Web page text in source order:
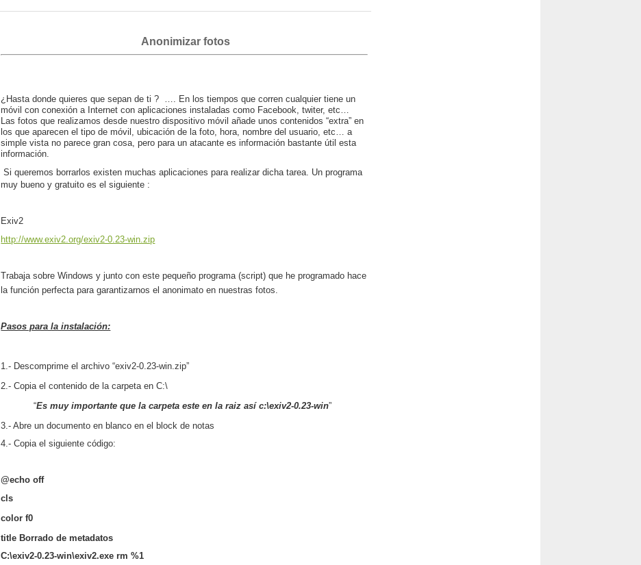
Anonimizar fotos
¿Hasta donde quieres que sepan de ti ? …. En los tiempos que corren cualquier tiene un
móvil con conexión a Internet con aplicaciones instaladas como Facebook, twiter, etc…
Las fotos que realizamos desde nuestro dispositivo móvil añade unos contenidos “extra” en
los que aparecen el tipo de móvil, ubicación de la foto, hora, nombre del usuario, etc… a
simple vista no parece gran cosa, pero para un atacante es información bastante útil esta
información.
Si queremos borrarlos existen muchas aplicaciones para realizar dicha tarea. Un programa
muy bueno y gratuito es el siguiente :
Exiv2
http://www.exiv2.org/exiv2-0.23-win.zip
Trabaja sobre Windows y junto con este pequeño programa (script) que he programado hace
la función perfecta para garantizarnos el anonimato en nuestras fotos.
Pasos para la instalación:
1.- Descomprime el archivo “exiv2-0.23-win.zip”
2.- Copia el contenido de la carpeta en C:\
“Es muy importante que la carpeta este en la raiz asíc:\exiv2-0.23-win”
3.- Abre un documento en blanco en el block de notas
4.- Copia el siguiente código:
@echo off
cls
color f0
title Borrado de metadatos
C:\exiv2-0.23-win\exiv2.exe rm %1